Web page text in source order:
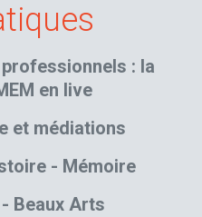
: la
en live
et médiations
- Mémoire
Beaux Arts